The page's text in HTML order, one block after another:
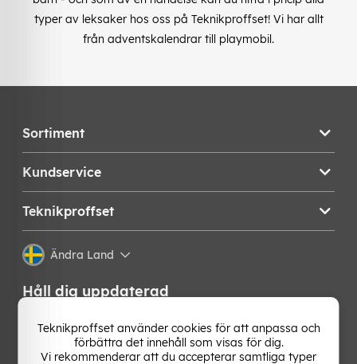
typer av leksaker hos oss på Teknikproffset! Vi har allt
från adventskalendrar till playmobil.
Sortiment
Kundservice
Teknikproffset
Ändra Land
Håll dig uppdaterad
Få de senaste nyheterna, hetaste erbjudandena och
bästa tipsen från oss direkt i din mejlkorg. Signa upp på
vårt nyhetsbrev!
Teknikproffset använder cookies för att anpassa och
förbättra det innehåll som visas för dig.
Vi rekommenderar att du accepterar samtliga typer